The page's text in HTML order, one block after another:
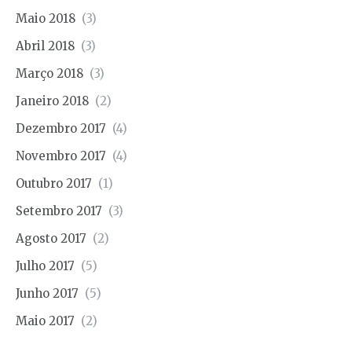
Maio 2018 (3)
Abril 2018 (3)
Março 2018 (3)
Janeiro 2018 (2)
Dezembro 2017 (4)
Novembro 2017 (4)
Outubro 2017 (1)
Setembro 2017 (3)
Agosto 2017 (2)
Julho 2017 (5)
Junho 2017 (5)
Maio 2017 (2)